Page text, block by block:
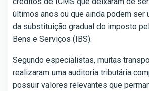
últimos anos ou que ainda podem ser
da substituição gradual do imposto
Bens e Serviços (IBS).
Segundo especialistas, muitas
realizaram uma auditoria tributária
possuir valores relevantes que